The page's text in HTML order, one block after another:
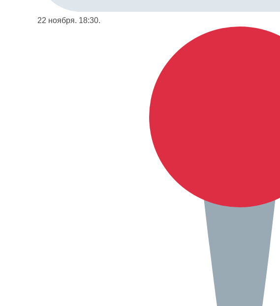
22 ноября. 18:30.